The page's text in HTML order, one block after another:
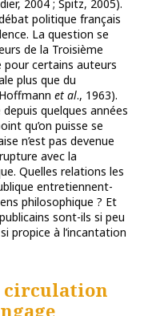
2004 ; Spitz, 2005).
politique français
La question se
de la Troisième
pour certains auteurs
plus que du
et al., 1963).
quelques années
qu’on puisse se
n’est pas devenue
avec la
Quelles relations les
entretiennent-
philosophique ? Et
sont-ils si peu
propice à l’incantation
circulation